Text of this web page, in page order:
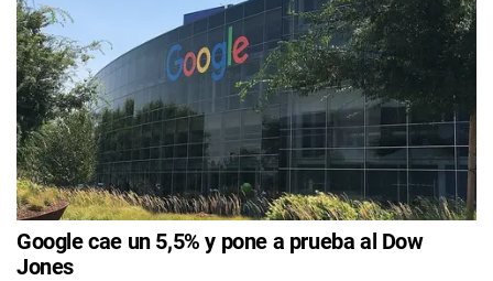
Google cae un 5,5% y pone a prueba al Dow
Jones